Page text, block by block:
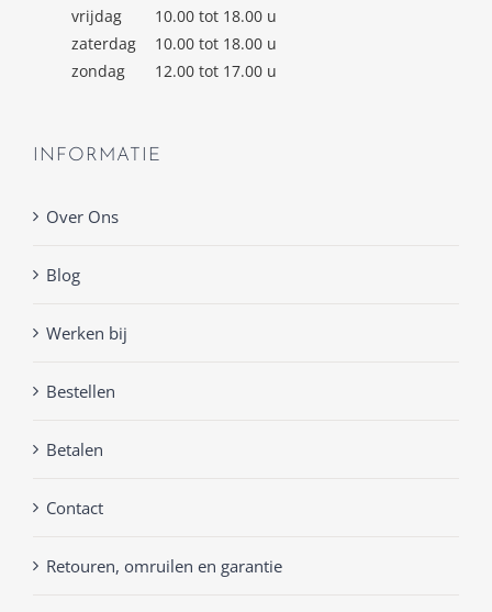
vrijdag
10.00 tot 18.00 u
zaterdag
10.00 tot 18.00 u
zondag
12.00 tot 17.00 u
INFORMATIE
Over Ons
Blog
Werken bij
Bestellen
Betalen
Contact
Retouren, omruilen en garantie